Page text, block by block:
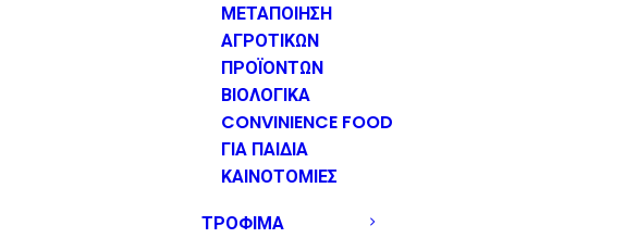
ΜΕΤΑΠΟΙΗΣΗ
ΑΓΡΟΤΙΚΩΝ
ΠΡΟΪΟΝΤΩΝ
ΒΙΟΛΟΓΙΚΑ
CONVINIENCE FOOD
ΓΙΑ ΠΑΙΔΙΑ
ΚΑΙΝΟΤΟΜΙΕΣ
ΤΡΟΦΙΜΑ